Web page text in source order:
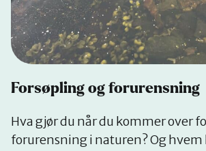
Forsøpling og forurensning
Hva gjør du når du kommer over
forurensning i naturen? Og hvem